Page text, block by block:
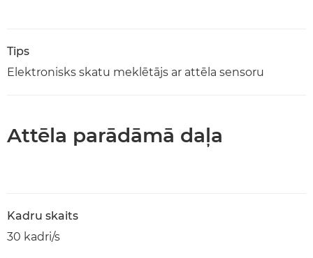
Tips
Elektronisks skatu meklētājs ar attēla sensoru
Attēla parādāmā daļa
Kadru skaits
30 kadri/s